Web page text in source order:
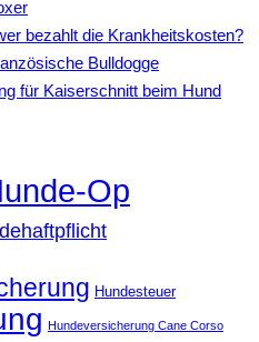
bezahlt die Krankheitskosten?
Bulldogge
für Kaiserschnitt beim Hund
Op
Hundesteuer
Hundeversicherung Cane Corso